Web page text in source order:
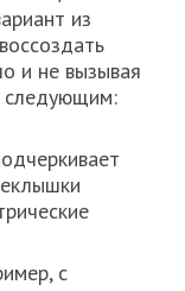
из
и не вызывая
следующим:
с